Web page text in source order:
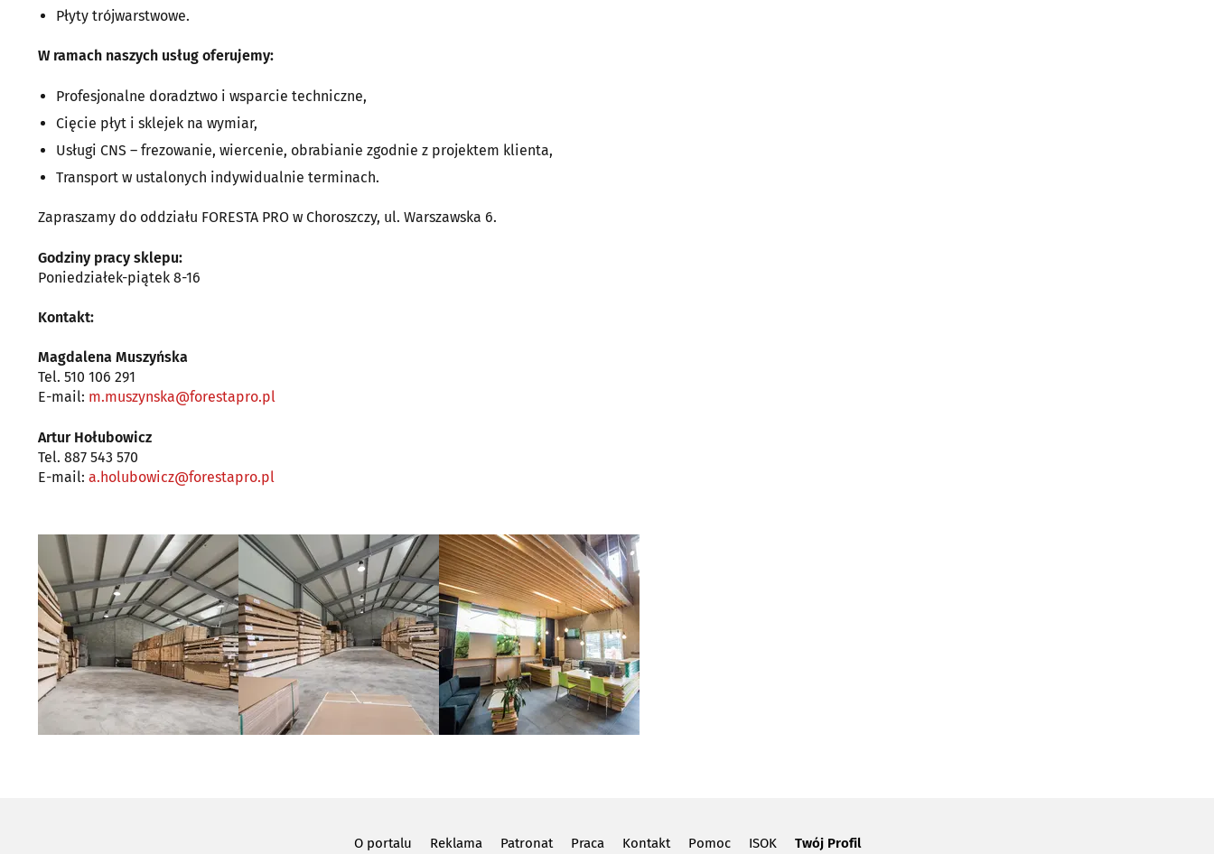
Płyty trójwarstwowe.
W ramach naszych usług oferujemy:
Profesjonalne doradztwo i wsparcie techniczne,
Cięcie płyt i sklejek na wymiar,
Usługi CNS – frezowanie, wiercenie, obrabianie zgodnie z projektem klienta,
Transport w ustalonych indywidualnie terminach.
Zapraszamy do oddziału FORESTA PRO w Choroszczy, ul. Warszawska 6.
Godziny pracy sklepu:
Poniedziałek-piątek 8-16
Kontakt:
Magdalena Muszyńska
Tel. 510 106 291
E-mail: m.muszynska@forestapro.pl
Artur Hołubowicz
Tel. 887 543 570
E-mail: a.holubowicz@forestapro.pl
O portalu Reklama Patronat Praca Kontakt Pomoc ISOK Twój Profil